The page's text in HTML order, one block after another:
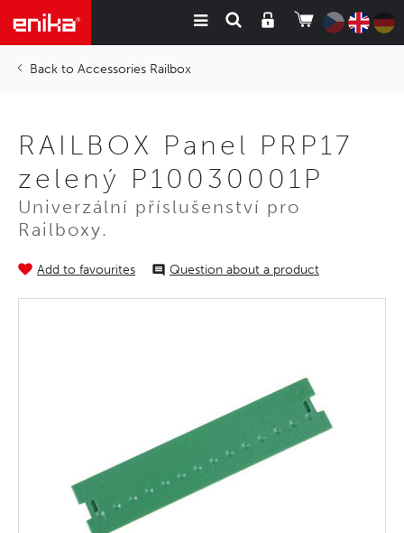
Accessories Railbox
RAILBOX Panel PRP17
zelený P10030001P
Univerzální příslušenství pro
Railboxy.
Add to favourites Question about a product